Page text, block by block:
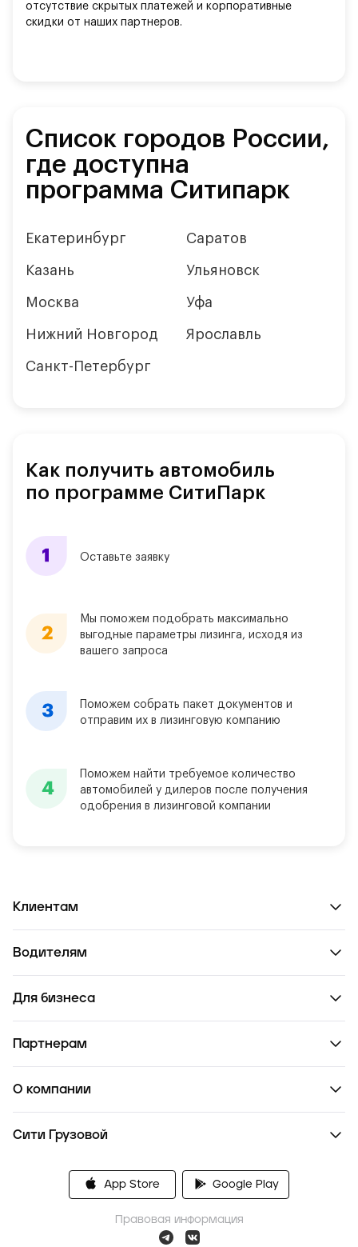
отсутствие скрытых платежей и корпоративные
скидки от наших партнеров.
Список городов России,
где доступна
программа Ситипарк
Екатеринбург
Казань
Москва
Нижний Новгород
Санкт-Петербург
Саратов
Ульяновск
Уфа
Ярославль
Как получить автомобиль
по программе СитиПарк
Оставьте заявку
Мы поможем подобрать максимально
выгодные параметры лизинга, исходя из
вашего запроса
Поможем собрать пакет документов и
отправим их в лизинговую компанию
Поможем найти требуемое количество
автомобилей у дилеров после получения
одобрения в лизинговой компании
Клиентам
Водителям
Для бизнеса
Партнерам
О компании
Сити Грузовой
App Store Google Play
Правовая информация